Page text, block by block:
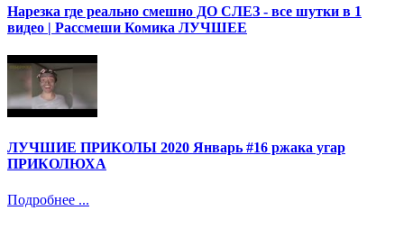
Нарезка где реально смешно ДО СЛЕЗ - все шутки в 1
видео | Рассмеши Комика ЛУЧШЕЕ
ЛУЧШИЕ ПРИКОЛЫ 2020 Январь #16 ржака угар
ПРИКОЛЮХА
Подробнее ...